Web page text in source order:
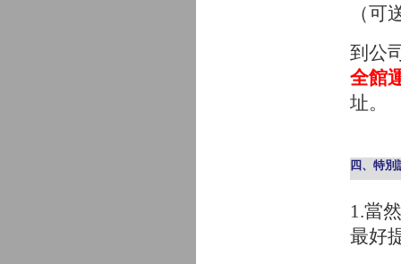
（可
到公
全館
址。
四、特別
1.當
最好